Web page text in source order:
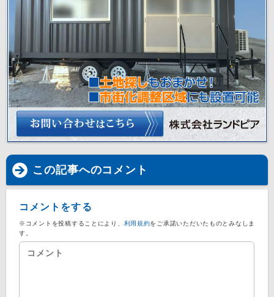
この記事へのコメント
コメントをする
※コメントを投稿することにより、 利用規約をご承諾いただいたものとみなしま
す。